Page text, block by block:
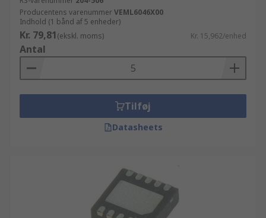
Producentens varenummerVEML6046X00
Indhold (1 bånd af 5 enheder)
Kr. 79,81(ekskl. moms) Kr. 15,962/enhed
Antal
Tilføj
Datasheets